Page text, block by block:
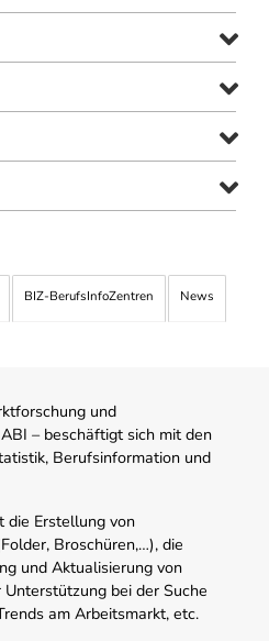
BIZ-BerufsInfoZentren News
und
– beschäftigt sich mit den
Berufsinformation und
die Erstellung von
Broschüren,…), die
und Aktualisierung von
bei der Suche
am Arbeitsmarkt, etc.